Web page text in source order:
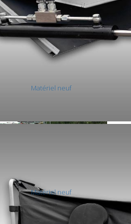
Matériel neuf
Matériel neuf
DEBROUSAILLEUSE A BRAS -
BROYEUR - FAUCHEUSE DE